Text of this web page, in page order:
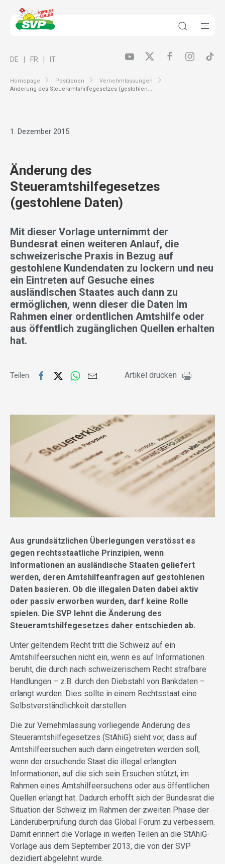
Homepage Positionen
Vernehmlassungen
Änderung des Steueramtshilfegesetzes (gestohlen...
DE FR IT
1. Dezember 2015
Änderung des
Steueramtshilfegesetzes
(gestohlene Daten)
Mit dieser Vorlage unternimmt der
Bundesrat einen weiteren Anlauf, die
schweizerische Praxis in Bezug auf
gestohlene Kundendaten zu lockern und neu
ein Eintreten auf Gesuche eines
ausländischen Staates auch dann zu
ermöglichen, wenn dieser die Daten im
Rahmen einer ordentlichen Amtshilfe oder
aus öffentlich zugänglichen Quellen erhalten
hat.
Teilen Artikel drucken
Aus grundsätzlichen Überlegungen verstösst es
gegen rechtsstaatliche Prinzipien, wenn
Informationen an ausländische Staaten geliefert
werden, deren Amtshilfeanfragen auf gestohlenen
Daten basieren. Ob die illegalen Daten dabei aktiv
oder passiv erworben wurden, darf keine Rolle
spielen. Die SVP lehnt die Änderung des
Steueramtshilfegesetzes daher entschieden ab.
Unter geltendem Recht tritt die Schweiz auf ein
Amtshilfeersuchen nicht ein, wenn es auf Informationen
beruht, die durch nach schweizerischem Recht strafbare
Handlungen – z.B. durch den Diebstahl von Bankdaten –
erlangt wurden. Dies sollte in einem Rechtsstaat eine
Selbstverständlichkeit darstellen.
Die zur Vernehmlassung vorliegende Änderung des
Steueramtshilfegesetzes (StAhiG) sieht vor, dass auf
Amtshilfeersuchen auch dann eingetreten werden soll,
wenn der ersuchende Staat die illegal erlangten
Informationen, auf die sich sein Ersuchen stützt, im
Rahmen eines Amtshilfeersuchens oder aus öffentlichen
Quellen erlangt hat. Dadurch erhofft sich der Bundesrat die
Situation der Schweiz im Rahmen der zweiten Phase der
Länderüberprüfung durch das Global Forum zu verbessern.
Damit erinnert die Vorlage in weiten Teilen an die StAhiG-
Vorlage aus dem September 2013, die von der SVP
dezidiert abgelehnt wurde.